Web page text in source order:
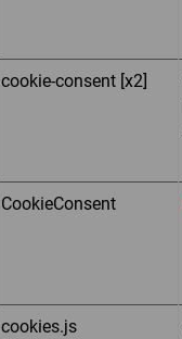
cookie-consent [x2]
CookieConsent
cookies.js